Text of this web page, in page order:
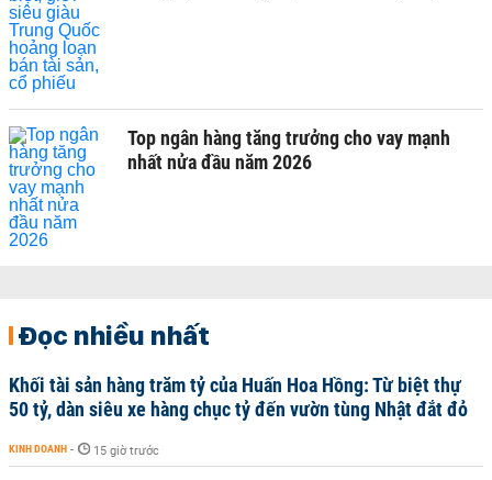
Top ngân hàng tăng trưởng cho vay mạnh
nhất nửa đầu năm 2026
Đọc nhiều nhất
Khối tài sản hàng trăm tỷ của Huấn Hoa Hồng: Từ biệt thự
50 tỷ, dàn siêu xe hàng chục tỷ đến vườn tùng Nhật đắt đỏ
KINH DOANH - 15 giờ trước